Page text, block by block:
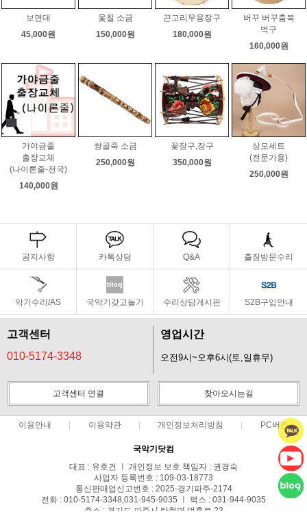
보면대
45,000원
옻칠 소금
150,000원
끈고리무용장구
180,000원
버꾸 버꾸춤북
벅구
160,000원
가야금줄
출장교체
(나이론줄-전국)
140,000원
쌍골죽 소금
250,000원
꽃장구,장구
350,000원
상모세트
(전문가용)
250,000원
공지사항 카톡상담 Q&A 출장방문수리
악기수리/AS 국악기갖고놀기 수리상담게시판 S2B구입안내
고객센터
010-5174-3348
영업시간
오전9시~오후6시(토,일휴무)
고객센터 연결 찾아오시는길
이용안내 이용약관 개인정보처리방침 PC버전
국악기닷컴
대표 : 유호건 ㅣ 개인정보 보호 책임자 : 권경숙
사업자 등록번호 : 109-03-18773
통신판매업신고번호 : 2025-경기파주-2174
전화 : 010-5174-3348,031-945-9035 ㅣ 팩스 : 031-944-9035